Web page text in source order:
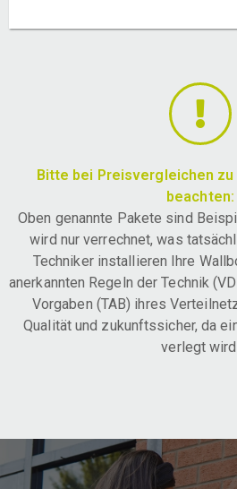
Bitte bei Preisvergleichen
beachten:
Oben genannte Pakete sind
wird nur verrechnet, was
Techniker installieren Ihre
anerkannten Regeln der Technik
Vorgaben (TAB) ihres
Qualität und zukunftssicher, da
verlegt